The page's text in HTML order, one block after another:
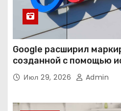
Google расширил
созданной с помощью
интеллекта
Июл 29, 2026 Admin